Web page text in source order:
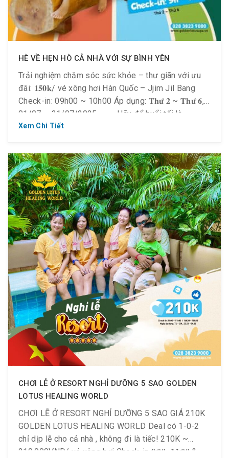
HÈ VỀ HẸN HÒ CẢ NHÀ VỚI SỰ BÌNH YÊN
Trải nghiệm chăm sóc sức khỏe – thư giãn với ưu
đãi: 𝟏𝟓𝟎𝐤/ vé xông hơi Hàn Quốc – Jjim Jil Bang
Check-in: 09h00 ~ 10h00 Áp dụng: 𝐓𝐡𝐮̛́ 𝟐 ~ 𝐓𝐡𝐮̛́ 𝟔,
01/07 ~ 31/07/2025 ——- Hãy để buổi tối là
khoảnh khắc bạn được lắng xuống – thư giãn, nhẹ
Xem Chi Tiết
CHƠI LỄ Ở RESORT NGHỈ DƯỠNG 5 SAO GOLDEN
LOTUS HEALING WORLD
CHƠI LỄ Ở RESORT NGHỈ DƯỠNG 5 SAO GIÁ 210K
GOLDEN LOTUS HEALING WORLD Deal có 1-0-2
chỉ dịp lễ cho cả nhà , không đi là tiếc! 210K ~
210.000VND/ vé xông hơi Check-in 𝟗:𝟎𝟎 -𝟏𝟏:𝟎𝟎 &